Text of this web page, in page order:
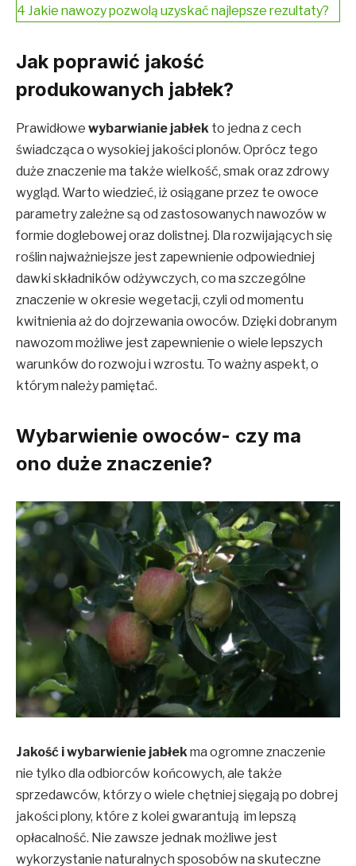
4 Jakie nawozy pozwolą uzyskać najlepsze rezultaty?
Jak poprawić jakość
produkowanych jabłek?
Prawidłowe wybarwianie jabłek to jedna z cech
świadcząca o wysokiej jakości plonów. Oprócz tego
duże znaczenie ma także wielkość, smak oraz zdrowy
wygląd. Warto wiedzieć, iż osiągane przez te owoce
parametry zależne są od zastosowanych nawozów w
formie doglebowej oraz dolistnej. Dla rozwijających się
roślin najważniejsze jest zapewnienie odpowiedniej
dawki składników odżywczych, co ma szczególne
znaczenie w okresie wegetacji, czyli od momentu
kwitnienia aż do dojrzewania owoców. Dzięki dobranym
nawozom możliwe jest zapewnienie o wiele lepszych
warunków do rozwoju i wzrostu. To ważny aspekt, o
którym należy pamiętać.
Wybarwienie owoców- czy ma
ono duże znaczenie?
Jakość i wybarwienie jabłekma ogromne znaczenie
nie tylko dla odbiorców końcowych, ale także
sprzedawców, którzy o wiele chętniej sięgają po dobrej
jakości plony, które z kolei gwarantują im lepszą
opłacalność. Nie zawsze jednak możliwe jest
wykorzystanie naturalnych sposobów na skuteczne